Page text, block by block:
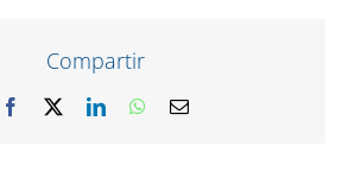
Compartir
Facebook LinkedInWhatsApp
Correo